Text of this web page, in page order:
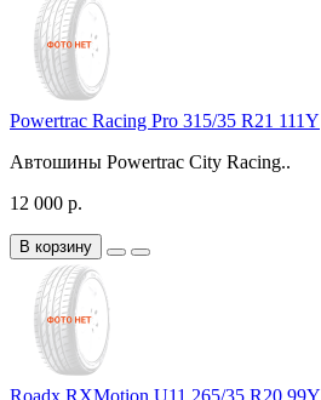
Powertrac Racing Pro 315/35 R21 111Y
Автошины Powertrac City Racing..
12 000 р.
В корзину